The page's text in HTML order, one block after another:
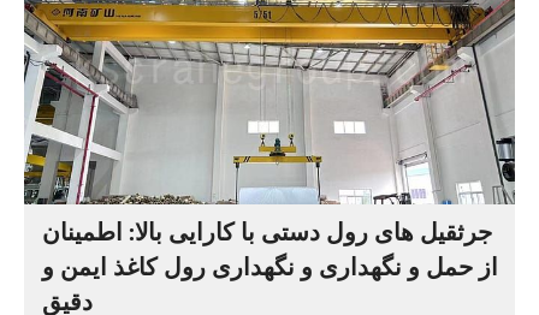
جرثقیل های رول دستی با کارایی بالا: اطمینان
از حمل و نگهداری و نگهداری رول کاغذ ایمن و
دقیق